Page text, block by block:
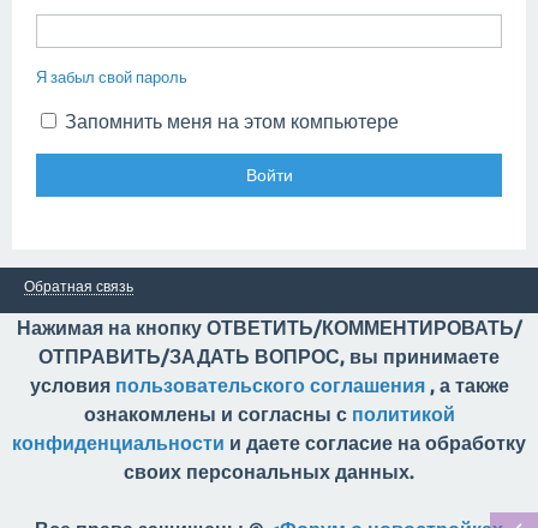
Я забыл свой пароль
Запомнить меня на этом компьютере
Обратная связь
Нажимая на кнопку ОТВЕТИТЬ/КОММЕНТИРОВАТЬ/
ОТПРАВИТЬ/ЗАДАТЬ ВОПРОС, вы принимаете
условия пользовательского соглашения, а также
ознакомлены и согласны с политикой
конфиденциальности и даете согласие на обработку
своих персональных данных.